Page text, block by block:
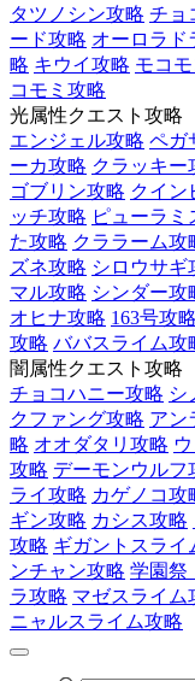
タツノシン攻略 チョ
ード攻略 オーロラド
略 キウイ攻略 モコ
コモミ攻略
光属性クエスト攻略
エンジェル攻略 ペガ
ーカ攻略 クラッキー
ゴブリン攻略 クイン
ッチ攻略 ピューラミ
た攻略 クララーム攻
ズネ攻略 シロウサギ
マル攻略 シンダー攻
オヒナ攻略 163号攻略
攻略 ババスライム攻
闇属性クエスト攻略
チョコハニー攻略 シ
クファング攻略 アン
略 オオダタリ攻略
攻略 デーモンウルフ
ライ攻略 カゲノコ攻
ギン攻略 カシス攻略
攻略 ギガントスライ
ンチャン攻略 学園祭
ラ攻略 マゼスライム
ニャルスライム攻略